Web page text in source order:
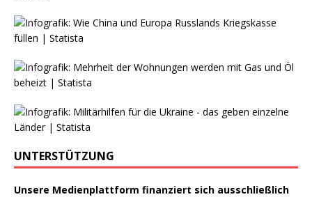
UNTERSTÜTZUNG
Unsere Medienplattform finanziert sich ausschließlich